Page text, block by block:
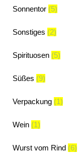
Sonnentor (5)
Sonstiges (2)
Spirituosen (5)
Süßes (9)
Verpackung (1)
Wein (1)
Wurst vom Rind (6)